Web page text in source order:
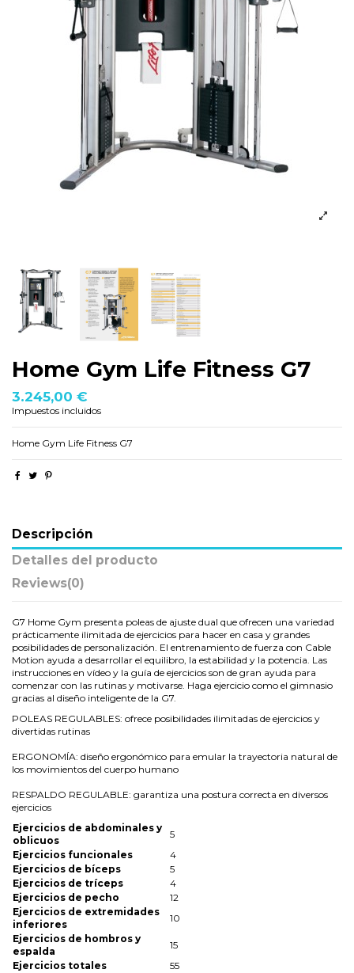
Home Gym Life Fitness G7
3.245,00 €
Impuestos incluidos
Home Gym Life Fitness G7
Descripción
Detalles del producto
Reviews(0)
G7 Home Gym presenta poleas de ajuste dual que ofrecen una variedad
prácticamente ilimitada de ejercicios para hacer en casa y grandes
posibilidades de personalización. El entrenamiento de fuerza con Cable
Motion ayuda a desarrollar el equilibro, la estabilidad y la potencia. Las
instrucciones en vídeo y la guía de ejercicios son de gran ayuda para
comenzar con las rutinas y motivarse. Haga ejercicio como el gimnasio
gracias al diseño inteligente de la G7.
POLEAS REGULABLES: ofrece posibilidades ilimitadas de ejercicios y
divertidas rutinas
ERGONOMÍA: diseño ergonómico para emular la trayectoria natural de
los movimientos del cuerpo humano
RESPALDO REGULABLE: garantiza una postura correcta en diversos
ejercicios
Ejercicios de abdominales y
oblicuos
5
Ejercicios funcionales
4
Ejercicios de bíceps
5
Ejercicios de tríceps
4
Ejercicios de pecho
12
Ejercicios de extremidades
inferiores
10
Ejercicios de hombros y
espalda
15
Ejercicios totales
55